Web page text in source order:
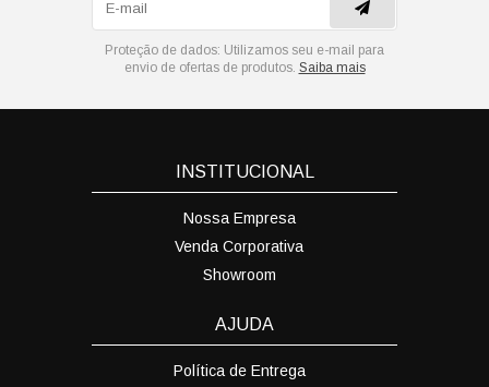
Proteção de dados: Utilizamos seu e-mail para
envio de ofertas de produtos. Saiba mais
INSTITUCIONAL
Nossa Empresa
Venda Corporativa
Showroom
AJUDA
Política de Entrega